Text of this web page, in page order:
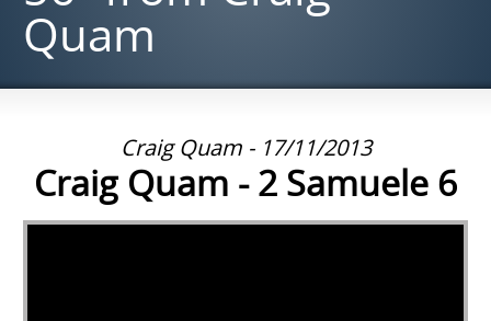
Quam
Craig Quam - 17/11/2013
Craig Quam - 2 Samuele 6